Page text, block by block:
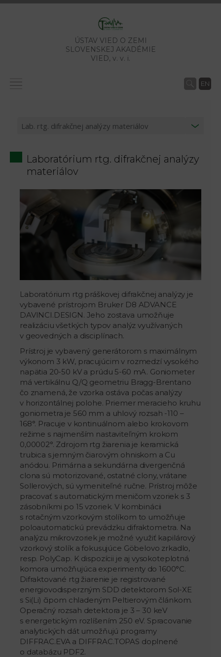
ÚSTAV VIED O ZEMI
SLOVENSKEJ AKADÉMIE
VIED, v. v. i.
EN
Laboratórium rtg. difrakčnej analýzy
materiálov
Laboratórium rtg práškovej difrakčnej analýzy je
vybavené prístrojom Bruker D8 ADVANCE
DAVINCI.DESIGN. Jeho zostava umožňuje
realizáciu všetkých typov analýz využívaných
v geovedných a disciplínach.
Prístroj je vybavený generátorom s maximálnym
výkonom 3 kW, pracujúcim v rozmedzí vysokého
napätia 20-50 kV a prúdu 5-60 mA. Goniometer
má vertikálnu Q/Q geometriu Bragg-Brentano
čo znamená, že vzorka ostáva počas analýzy
v horizontálnej polohe. Priemer meracieho kruhu
goniometra je 560 mm a uhlový rozsah -110 –
168°. Pracuje v kontinuálnom alebo krokovom
režime s najmenším nastaviteľným krokom
0,00002°. Zdrojom rtg žiarenia je keramická
trubica s jemným čiarovým ohniskom a Cu
anódou. Primárna a sekundárna divergenčná
clona sú motorizované, ostatné clony, vrátane
Sollerových, sú vymeniteľné ručne. Prístroj môže
pracovať s automatickým meničom vzoriek s 3
zásobníkmi po 15 vzoriek. V kombinácii
s rotačným vzorkovým stolíkom to umožňuje
poloautomatickú prevádzku difraktometra. Na
analýzu mikrovzoriek je možné využiť kapilárový
vzorkový stolík a fokusujúce Göbelovo zrkadlo,
resp. PolyCap. K dispozícii je aj vysokoteplotná
komora umožňujúca experimenty do 1600°C.
Difraktované rtg žiarenie je registrované
energiovodisperzným SDD detektorom Sol-XE
s Si(Li) čipom chladeným Peltierovým článkom.
Operačný rozsah detektora je 3 – 30 keV
s energetickým rozlíšením 250 eV. Spracovanie
analytických dát umožňujú programy
DIFFRAC.EVA a DIFFRAC.TOPAS doplnené
o databázu PDF2.